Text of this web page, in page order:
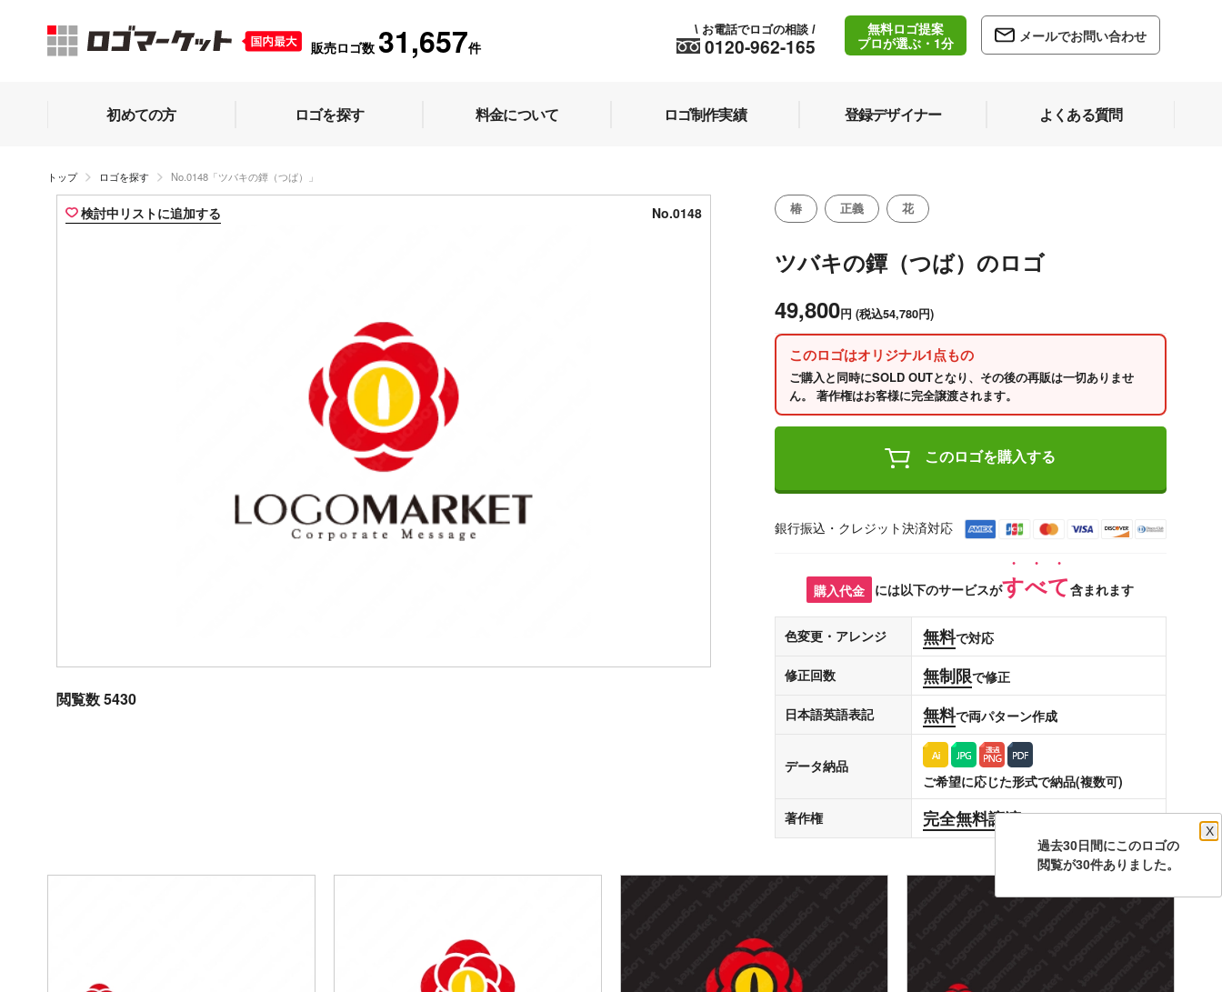
販売ロゴ数 31,657件 0120-962-165
\ お電話でロゴの相談 /
無料ロゴ提案
プロが選ぶ・1分
メールでお問い合わせ
初めての方 ロゴを探す 料金について ロゴ制作実績 登録デザイナー よくある質問
トップ ロゴを探す No.0148「ツバキの鐔（つば）」
検討中リストに追加する No.0148
閲覧数 5430
椿 正義 花
ツバキの鐔（つば）のロゴ
49,800円 (税込54,780円)
このロゴはオリジナル1点もの
ご購入と同時にSOLD OUTとなり、その後の再販は一切ありませ
ん。 著作権はお客様に完全譲渡されます。
このロゴを購入する
銀行振込・クレジット決済対応
購入代金 には以下のサービスがすべて含まれます
色変更・アレンジ 無料で対応
修正回数 無制限で修正
日本語英語表記 無料で両パターン作成
データ納品
ご希望に応じた形式で納品(複数可)
著作権
完全無料譲渡します
過去30日間にこのロゴの
X
閲覧が30件ありました。